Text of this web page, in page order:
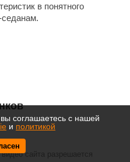
в понятного
седанам.
сайта разрешается
соглашаетесь с нашей
и политикой